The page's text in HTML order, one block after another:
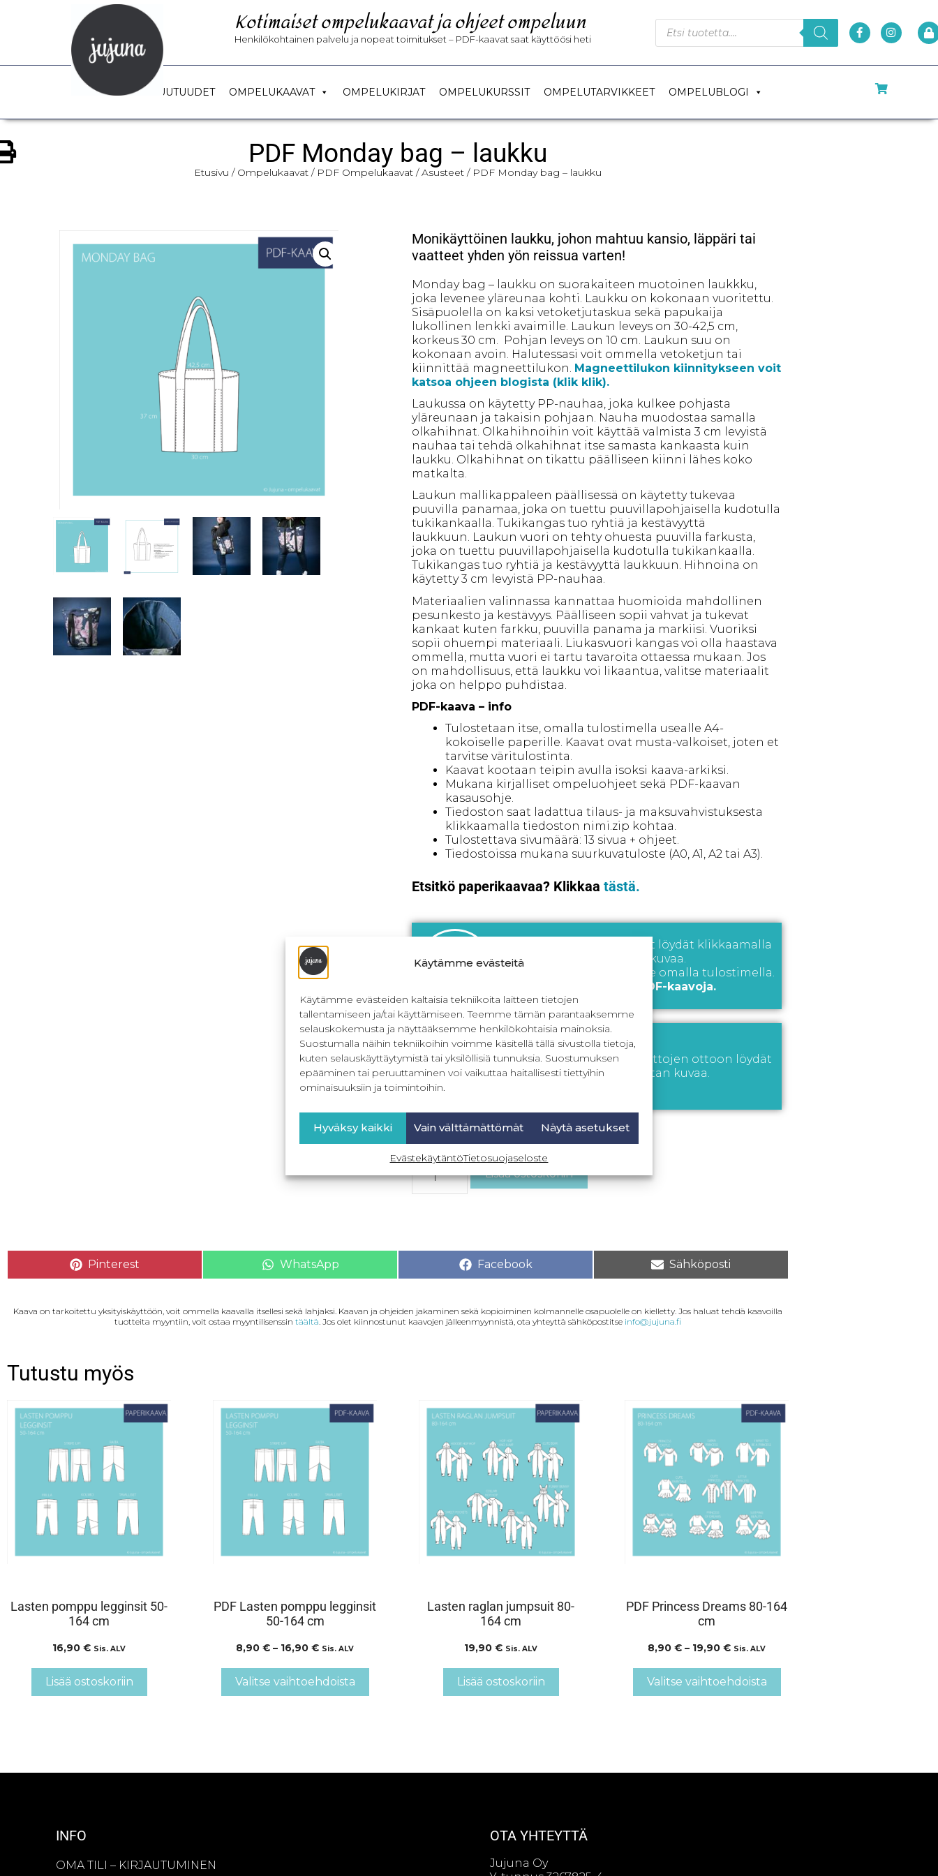
Käytämme evästeitä
Käytämme evästeiden kaltaisia tekniikoita laitteen tietojen
tallentamiseen ja/tai käyttämiseen. Teemme tämän parantaaksemme
selauskokemusta ja näyttääksemme henkilökohtaisia mainoksia.
Suostumalla näihin tekniikoihin voimme käsitellä tällä sivustolla tietoja,
kuten selauskäyttäytymistä tai yksilöllisiä tunnuksia. Suostumuksen
epääminen tai peruuttaminen voi vaikuttaa haitallisesti tiettyihin
ominaisuuksiin ja toimintoihin.
Hyväksy kaikki Vain välttämättömät Näytä asetukset
EvästekäytäntöTietosuojaseloste
Kotimaiset ompelukaavat ja ohjeet ompeluun
Henkilökohtainen palvelu ja nopeat toimitukset – PDF-kaavat saat käyttöösi heti
UUTUUDET OMPELUKAAVAT OMPELUKIRJAT OMPELUKURSSIT OMPELUTARVIKKEET OMPELUBLOGI
PDF Monday bag – laukku
Etusivu / Ompelukaavat / PDF Ompelukaavat /Asusteet / PDF Monday bag – laukku
Monikäyttöinen laukku, johon mahtuu kansio, läppäri tai
vaatteet yhden yön reissua varten!
Monday bag – laukku on suorakaiteen muotoinen laukkku,
joka levenee yläreunaa kohti. Laukku on kokonaan vuoritettu.
Sisäpuolella on kaksi vetoketjutaskua sekä papukaija
lukollinen lenkki avaimille. Laukun leveys on 30-42,5 cm,
korkeus 30 cm. Pohjan leveys on 10 cm. Laukun suu on
kokonaan avoin. Halutessasi voit ommella vetoketjun tai
kiinnittää magneettilukon. Magneettilukon kiinnitykseen voit
katsoa ohjeen blogista (klik klik).
Laukussa on käytetty PP-nauhaa, joka kulkee pohjasta
yläreunaan ja takaisin pohjaan. Nauha muodostaa samalla
olkahihnat. Olkahihnoihin voit käyttää valmista 3 cm levyistä
nauhaa tai tehdä olkahihnat itse samasta kankaasta kuin
laukku. Olkahihnat on tikattu päälliseen kiinni lähes koko
matkalta.
Laukun mallikappaleen päällisessä on käytetty tukevaa
puuvilla panamaa, joka on tuettu puuvillapohjaisella kudotulla
tukikankaalla. Tukikangas tuo ryhtiä ja kestävyyttä
laukkuun. Laukun vuori on tehty ohuesta puuvilla farkusta,
joka on tuettu puuvillapohjaisella kudotulla tukikankaalla.
Tukikangas tuo ryhtiä ja kestävyyttä laukkuun. Hihnoina on
käytetty 3 cm levyistä PP-nauhaa.
Materiaalien valinnassa kannattaa huomioida mahdollinen
pesunkesto ja kestävyys. Päälliseen sopii vahvat ja tukevat
kankaat kuten farkku, puuvilla panama ja markiisi. Vuoriksi
sopii ohuempi materiaali. Liukasvuori kangas voi olla haastava
ommella, mutta vuori ei tartu tavaroita ottaessa mukaan. Jos
on mahdollisuus, että laukku voi likaantua, valitse materiaalit
joka on helppo puhdistaa.
PDF-kaava – info
Tulostetaan itse, omalla tulostimella usealle A4-
kokoiselle paperille. Kaavat ovat musta-valkoiset, joten et
tarvitse väritulostinta.
Kaavat kootaan teipin avulla isoksi kaava-arkiksi.
Mukana kirjalliset ompeluohjeet sekä PDF-kaavan
kasausohje.
Tiedoston saat ladattua tilaus- ja maksuvahvistuksesta
klikkaamalla tiedoston nimi.zip kohtaa.
Tulostettava sivumäärä: 13 sivua + ohjeet.
Tiedostoissa mukana suurkuvatuloste (A0, A1, A2 tai A3).
Etsitkö paperikaavaa? Klikkaa tästä.
PDF-kaavan tulostusohjeet löydät klikkaamalla
tulostimen kuvaa.
Tämä kaava tulostetaan itse omalla tulostimella.
Emme postita PDF-kaavoja.
Kuvalliset ohjeet omien mittojen ottoon löydät
klikkaamalla mitan kuvaa.
0,00€ Sis. ALV
Lisää ostoskoriin
Pinterest WhatsApp Facebook Sähköposti
Kaava on tarkoitettu yksityiskäyttöön, voit ommella kaavalla itsellesi sekä lahjaksi. Kaavan ja ohjeiden jakaminen sekä kopioiminen kolmannelle osapuolelle on kielletty. Jos haluat tehdä kaavoilla
tuotteita myyntiin, voit ostaa myyntilisenssin täältä. Jos olet kiinnostunut kaavojen jälleenmyynnistä, ota yhteyttä sähköpostitse info@jujuna.fi
Tutustu myös
Lasten pomppu legginsit 50-
164 cm
16,90 € Sis. ALV
Lisää ostoskoriin
PDF Lasten pomppu legginsit
50-164 cm
8,90 € – 16,90 € Sis. ALV
Valitse vaihtoehdoista
Lasten raglan jumpsuit 80-
164 cm
19,90 € Sis. ALV
Lisää ostoskoriin
PDF Princess Dreams 80-164
cm
8,90 € – 19,90 € Sis. ALV
Valitse vaihtoehdoista
INFO
OMA TILI – KIRJAUTUMINEN
OTA YHTEYTTÄ
Jujuna Oy